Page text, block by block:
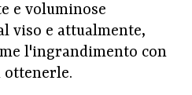
e voluminose
viso e attualmente,
l'ingrandimento con
ottenerle.